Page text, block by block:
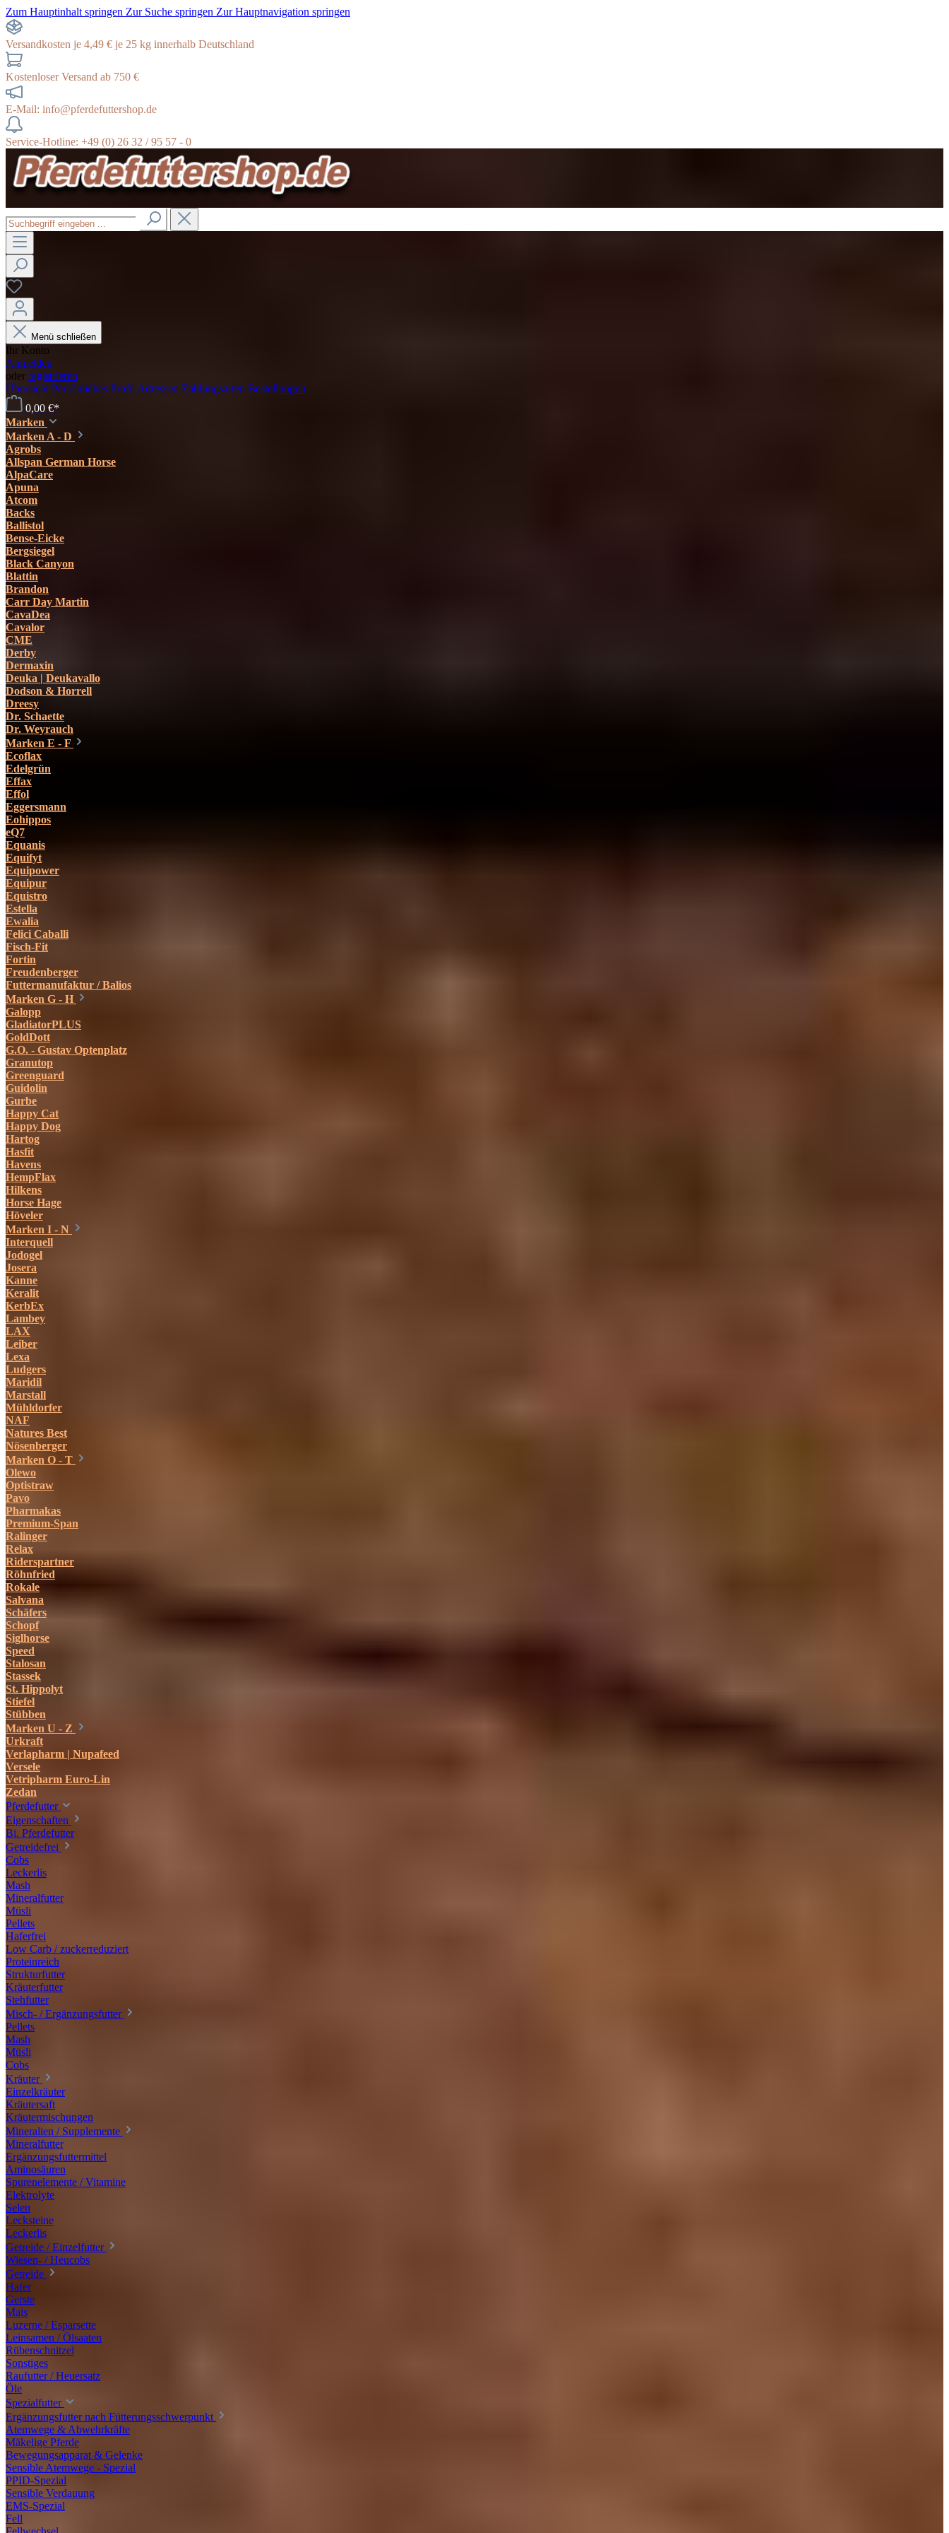
Zum Hauptinhalt springen Zur Suche springen Zur Hauptnavigation springen
Versandkosten je 4,49 € je 25 kg innerhalb Deutschland
Kostenloser Versand ab 750 €
E-Mail: info@pferdefuttershop.de
Service-Hotline: +49 (0) 26 32 / 95 57 - 0
Menü schließen
Ihr Konto
Anmelden
oder registrieren
Übersicht Persönliches Profil Adressen Zahlungsarten Bestellungen
0,00 €*
Marken
Marken A - D
Agrobs
Allspan German Horse
AlpaCare
Apuna
Atcom
Backs
Ballistol
Bense-Eicke
Bergsiegel
Black Canyon
Blattin
Brandon
Carr Day Martin
CavaDea
Cavalor
CME
Derby
Dermaxin
Deuka | Deukavallo
Dodson & Horrell
Dreesy
Dr. Schaette
Dr. Weyrauch
Marken E - F
Ecoflax
Edelgrün
Effax
Effol
Eggersmann
Eohippos
eQ7
Equanis
Equifyt
Equipower
Equipur
Equistro
Estella
Ewalia
Felici Caballi
Fisch-Fit
Fortin
Freudenberger
Futtermanufaktur / Balios
Marken G - H
Galopp
GladiatorPLUS
GoldDott
G.O. - Gustav Optenplatz
Granutop
Greenguard
Guidolin
Gurbe
Happy Cat
Happy Dog
Hartog
Hasfit
Havens
HempFlax
Hilkens
Horse Hage
Höveler
Marken I - N
Interquell
Jodogel
Josera
Kanne
Keralit
KerbEx
Lambey
LAX
Leiber
Lexa
Ludgers
Maridil
Marstall
Mühldorfer
NAF
Natures Best
Nösenberger
Marken O - T
Olewo
Optistraw
Pavo
Pharmakas
Premium-Span
Ralinger
Relax
Riderspartner
Röhnfried
Rokale
Salvana
Schäfers
Schopf
Siglhorse
Speed
Stalosan
Stassek
St. Hippolyt
Stiefel
Stübben
Marken U - Z
Urkraft
Verlapharm | Nupafeed
Versele
Vetripharm Euro-Lin
Zedan
Pferdefutter
Eigenschaften
Bi. Pferdefutter
Getreidefrei
Cobs
Leckerlis
Mash
Mineralfutter
Müsli
Pellets
Haferfrei
Low Carb / zuckerreduziert
Proteinreich
Strukturfutter
Kräuterfutter
Stehfutter
Misch- / Ergänzungsfutter
Pellets
Mash
Müsli
Cobs
Kräuter
Einzelkräuter
Kräutersaft
Kräutermischungen
Mineralien / Supplemente
Mineralfutter
Ergänzungsfuttermittel
Aminosäuren
Spurenelemente / Vitamine
Elektrolyte
Selen
Lecksteine
Leckerlis
Getreide / Einzelfutter
Wiesen- / Heucobs
Getreide
Hafer
Gerste
Mais
Luzerne / Esparsette
Leinsamen / Ölsaaten
Rübenschnitzel
Sonstiges
Raufutter / Heuersatz
Öle
Spezialfutter
Ergänzungsfutter nach Fütterungsschwerpunkt
Atemwege & Abwehrkräfte
Mäkelige Pferde
Bewegungsapparat & Gelenke
Sensible Atemwege - Spezial
PPID-Spezial
Sensible Verdauung
EMS-Spezial
Fell